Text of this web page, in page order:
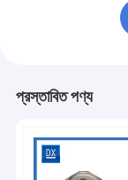
প্রস্তাবিত পণ্য